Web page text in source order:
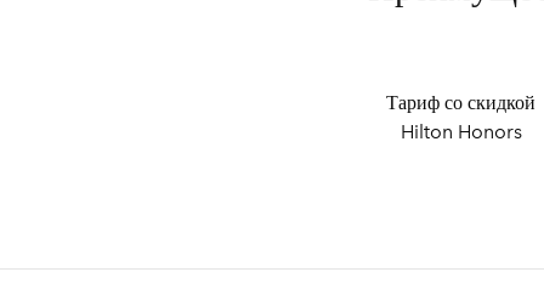
Тариф со скидкой
Hilton Honors